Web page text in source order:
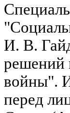
И. В.
войны".
перед